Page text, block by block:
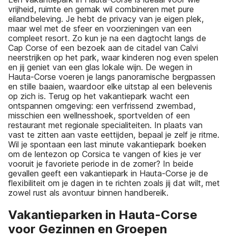
vrijheid, ruimte en gemak wil combineren met pure
eilandbeleving. Je hebt de privacy van je eigen plek,
maar wel met de sfeer en voorzieningen van een
compleet resort. Zo kun je na een dagtocht langs de
Cap Corse of een bezoek aan de citadel van Calvi
neerstrijken op het park, waar kinderen nog even spelen
en jij geniet van een glas lokale wijn. De wegen in
Hauta-Corse voeren je langs panoramische bergpassen
en stille baaien, waardoor elke uitstap al een belevenis
op zich is. Terug op het vakantiepark wacht een
ontspannen omgeving: een verfrissend zwembad,
misschien een wellnesshoek, sportvelden of een
restaurant met regionale specialiteiten. In plaats van
vast te zitten aan vaste eettijden, bepaal je zelf je ritme.
Wil je spontaan een last minute vakantiepark boeken
om de lentezon op Corsica te vangen of kies je ver
vooruit je favoriete periode in de zomer? In beide
gevallen geeft een vakantiepark in Hauta-Corse je de
flexibiliteit om je dagen in te richten zoals jij dat wilt, met
zowel rust als avontuur binnen handbereik.
Vakantieparken in Hauta-Corse
voor Gezinnen en Groepen